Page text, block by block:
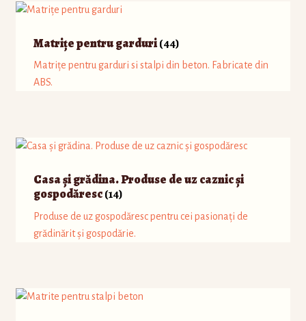
Matrițe pentru garduri(44)
Matrițe pentru garduri si stalpi din beton. Fabricate din
ABS.
Casa și grădina. Produse de uz caznic și
gospodăresc(14)
Produse de uz gospodăresc pentru cei pasionați de
grădinărit și gospodărie.